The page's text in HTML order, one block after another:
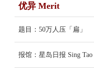
优异 Merit
题目：50万人压「扁」
报馆：星岛日报 Sing